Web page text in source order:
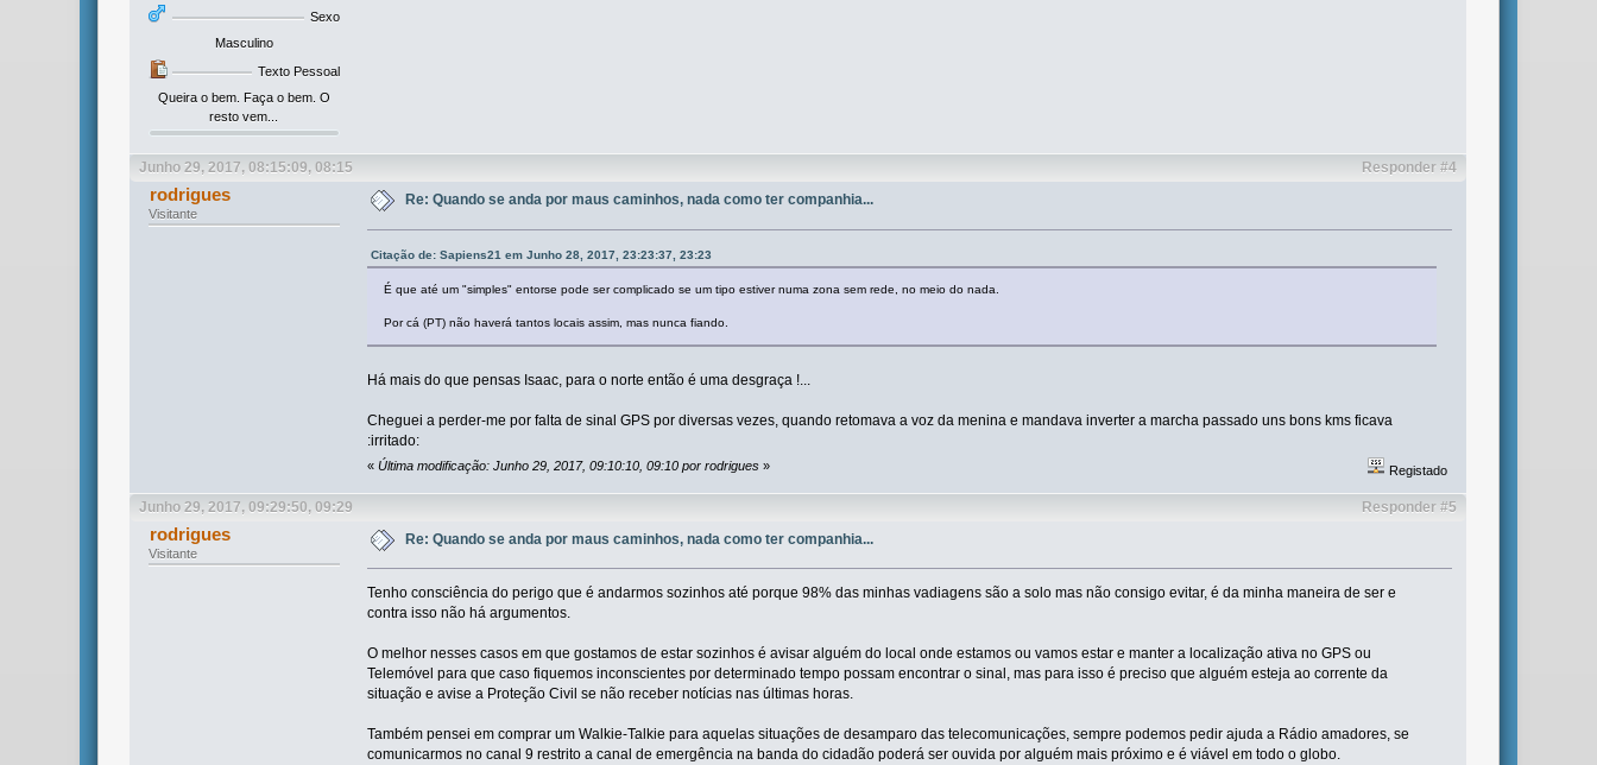
Sexo
Masculino
Texto Pessoal
Queira o bem. Faça o bem. O
resto vem...
Junho 29, 2017, 08:15:09, 08:15 Responder #4
rodrigues
Visitante
Re: Quando se anda por maus caminhos, nada como ter companhia...
Citação de: Sapiens21 em Junho 28, 2017, 23:23:37, 23:23
É que até um "simples" entorse pode ser complicado se um tipo estiver numa zona sem rede, no meio do nada.
Por cá (PT) não haverá tantos locais assim, mas nunca fiando.
Há mais do que pensas Isaac, para o norte então é uma desgraça !...
Cheguei a perder-me por falta de sinal GPS por diversas vezes, quando retomava a voz da menina e mandava inverter a marcha passado uns bons kms ficava
:irritado:
« Última modificação: Junho 29, 2017, 09:10:10, 09:10 por rodrigues» Registado
Junho 29, 2017, 09:29:50, 09:29 Responder #5
rodrigues
Visitante
Re: Quando se anda por maus caminhos, nada como ter companhia...
Tenho consciência do perigo que é andarmos sozinhos até porque 98% das minhas vadiagens são a solo mas não consigo evitar, é da minha maneira de ser e
contra isso não há argumentos.
O melhor nesses casos em que gostamos de estar sozinhos é avisar alguém do local onde estamos ou vamos estar e manter a localização ativa no GPS ou
Telemóvel para que caso fiquemos inconscientes por determinado tempo possam encontrar o sinal, mas para isso é preciso que alguém esteja ao corrente da
situação e avise a Proteção Civil se não receber notícias nas últimas horas.
Também pensei em comprar um Walkie-Talkie para aquelas situações de desamparo das telecomunicações, sempre podemos pedir ajuda a Rádio amadores, se
comunicarmos no canal 9 restrito a canal de emergência na banda do cidadão poderá ser ouvida por alguém mais próximo e é viável em todo o globo.